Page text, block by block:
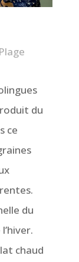
du
ce
du
chaud